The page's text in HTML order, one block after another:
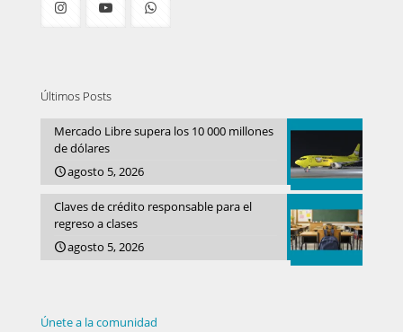
Últimos Posts
Mercado Libre supera los 10 000 millones
de dólares
agosto 5, 2026
Claves de crédito responsable para el
regreso a clases
agosto 5, 2026
Únete a la comunidad